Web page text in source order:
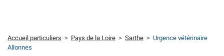
Accueil particuliers > Pays de la Loire > Sarthe > Urgence vétérinaire
Allonnes